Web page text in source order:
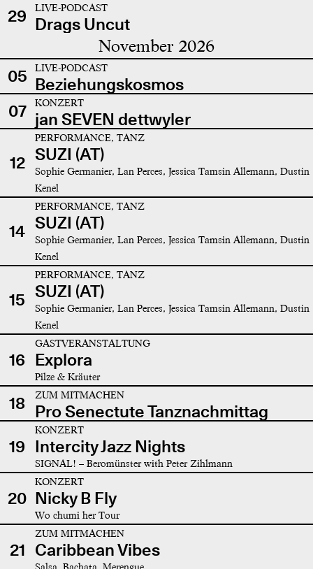
29
LIVE-PODCAST
Drags Uncut
November 2026
05 LIVE-PODCAST
Beziehungskosmos
07
KONZERT
jan SEVEN dettwyler
12
PERFORMANCE, TANZ
SUZI (AT)
Sophie Germanier, Lan Perces, Jessica Tamsin Allemann, Dustin
Kenel
14
PERFORMANCE, TANZ
SUZI (AT)
Sophie Germanier, Lan Perces, Jessica Tamsin Allemann, Dustin
Kenel
15
PERFORMANCE, TANZ
SUZI (AT)
Sophie Germanier, Lan Perces, Jessica Tamsin Allemann, Dustin
Kenel
16
GASTVERANSTALTUNG
Explora
Pilze & Kräuter
18 ZUM MITMACHEN
Pro Senectute Tanznachmittag
19
KONZERT
Intercity Jazz Nights
SIGNAL! – Beromünster with Peter Zihlmann
20
KONZERT
Nicky B Fly
Wo chumi her Tour
21
ZUM MITMACHEN
Caribbean Vibes